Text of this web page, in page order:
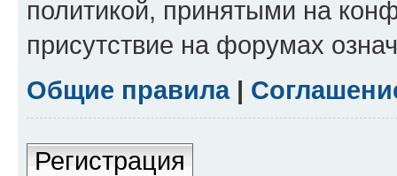
политикой, принятыми на
присутствие на форумах
Общие правила|
Регистрация